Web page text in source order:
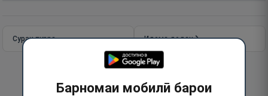
Сураи пурра Идома додан
Барномаи мобилӣ барои